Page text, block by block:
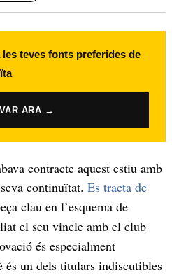
teves fonts preferides de
ARA →
contracte aquest estiu amb
continuïtat. Es tracta de
clau en l’esquema de
el seu vincle amb el club
és especialment
és un dels titulars indiscutibles